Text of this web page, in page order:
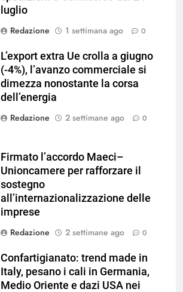
luglio
Redazione
1 settimana ago 0
L’export extra Ue crolla a giugno
(-4%), l’avanzo commerciale si
dimezza nonostante la corsa
dell’energia
Redazione
2 settimane ago 0
Firmato l’accordo Maeci–
Unioncamere per rafforzare il
sostegno
all’internazionalizzazione delle
imprese
Redazione
2 settimane ago 0
Confartigianato: trend made in
Italy, pesano i cali in Germania,
Medio Oriente e dazi USA nei